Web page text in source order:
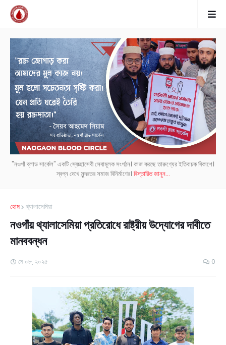
"নওগাঁ ব্লাড সার্কেল" একটি স্বেচ্ছাসেবী সেবামূলক সংগঠন। কাজ করছে তারুণ্যের ইতিবাচক বিকাশে।
স্বপ্ন দেখে সুন্দরতর সমাজ বিনির্মাণের। বিস্তারিত জানুন...
হোম থ্যালাসেমিয়া
নওগাঁয় থ্যালাসেমিয়া প্রতিরোধে রাষ্ট্রীয় উদ্যোগের দাবীতে
মানববন্ধন
মে ০৮, ২০২৫ 0